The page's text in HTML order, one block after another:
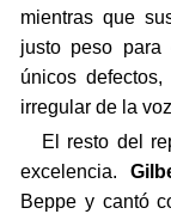
mientras que
justo peso para
únicos
irregular de la
El resto del
excelencia.
Beppe y cantó